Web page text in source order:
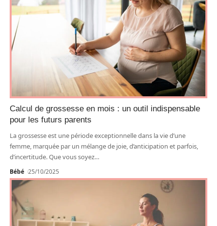
Calcul de grossesse en mois : un outil indispensable
pour les futurs parents
La grossesse est une période exceptionnelle dans la vie d’une
femme, marquée par un mélange de joie, d’anticipation et parfois,
d’incertitude. Que vous soyez…
Bébé 25/10/2025